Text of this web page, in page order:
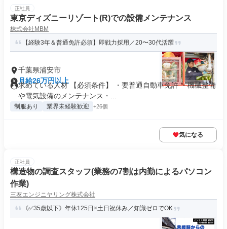
正社員
東京ディズニーリゾート(R)での設備メンテナンス
株式会社MBM
【経験3年＆普通免許必須】即戦力採用／20〜30代活躍
千葉県浦安市
月給26万円以上
求めている人材 【必須条件】 ・要普通自動車免許 ・機械整備
や電気設備のメンテナンス・...
制服あり 業界未経験歓迎 +26個
気になる
正社員
構造物の調査スタッフ(業務の7割は内勤によるパソコン
作業)
三友エンジニヤリング株式会社
《✅35歳以下》年休125日×土日祝休み／知識ゼロでOK